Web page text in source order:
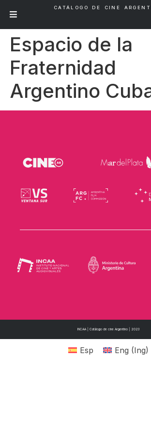
CATÁLOGO DE CINE
Espacio de la
Fraternidad
Argentino
INCAA | Catálogo de cine Argentino | 2023
Esp Eng (Ing)